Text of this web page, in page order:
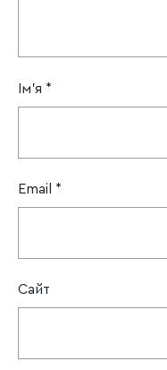
Ім'я *
Email *
Сайт